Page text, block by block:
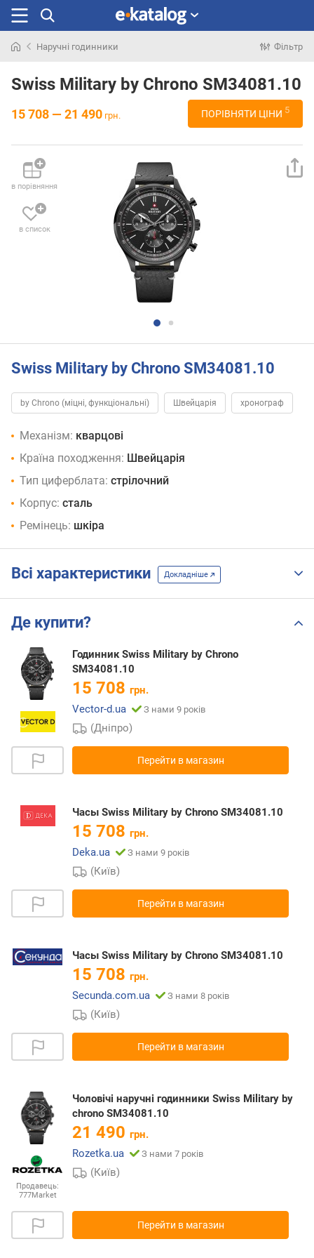
раніше
Наручні годинники Фільтр
Swiss Military by Chrono SM34081.10
15 708 — 21 490 грн. ПОРІВНЯТИ ЦІНИ 5
в порівняння
в список
Swiss Military by Chrono SM34081.10
by Chrono (міцні, функціональні) Швейцарія хронограф
Механізм: кварцові
Країна походження: Швейцарія
Тип циферблата: стрілочний
Корпус: сталь
Ремінець: шкіра
Всі характеристики Докладніше
Де купити?
Годинник Swiss Military by Chrono
SM34081.10
15 708 грн.
Vector-d.ua
З нами 9 років
(Дніпро)
Перейти в магазин
Часы Swiss Military by Chrono SM34081.10
15 708 грн.
Deka.ua
З нами 9 років
(Київ)
Перейти в магазин
Часы Swiss Military by Chrono SM34081.10
15 708 грн.
Secunda.com.ua
З нами 8 років
(Київ)
Перейти в магазин
Продавець:
777Market
Чоловічі наручні годинники Swiss Military by
chrono SM34081.10
21 490 грн.
Rozetka.ua
З нами 7 років
(Київ)
Перейти в магазин